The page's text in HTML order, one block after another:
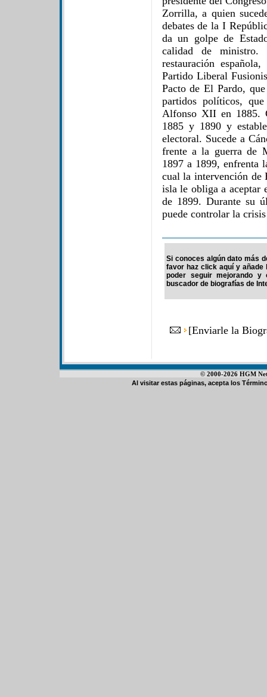
Zorrilla, a quien
debates de la I
da un golpe de
calidad de
restauración
Partido Liberal
Pacto de El Pardo,
partidos políticos,
Alfonso XII en 1885.
1885 y 1890 y
electoral. Sucede a
frente a la guerra de
1897 a 1899, enfrenta
cual la intervención de
isla le obliga a aceptar
de 1899. Durante su
puede controlar la
Si conoces algún dato más
favor haz click aquí y
poder seguir mejorando y
buscador de biografías de
[Enviarle la
© 2000-2026 HGM
Al visitar estas páginas, acepta los